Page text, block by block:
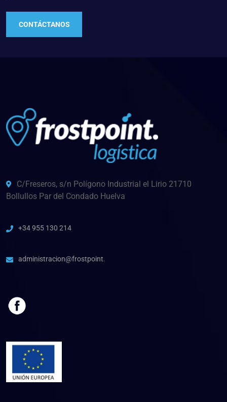
CONTÁCTANOS
C/Freseros, s/n Polígono Industrial el Lirio 21710
Bollullos Par del Condado Huelva
+34 955 130 214
administracion@frostpoint.es